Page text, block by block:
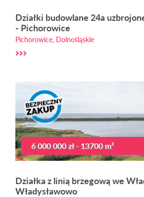
Działki budowlane 24a
- Pichorowice
Pichorowice, Dolnośląskie
6 000 000 zł - 13700 m²
Działka z linią brzegową we
Władysławowo